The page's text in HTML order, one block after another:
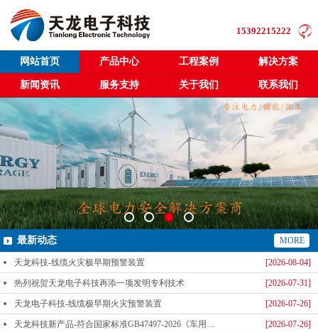
15392215222
网站首页 产品中心 工程案例 解决方案
新闻资讯 服务支持 关于我们 联系我们
最新动态 MORE
[2026-08-04]
天龙科技-线缆火灾极早期预警装置
[2026-07-31]
热列祝贺天龙电子科技再添一项发明专利技术
[2026-07-26]
天龙电子科技-线缆极早期火灾预警装置
[2026-07-26]
天龙科技新产品-符合国家标准GB47497-2026《车用火灾探测报警器》标准发布